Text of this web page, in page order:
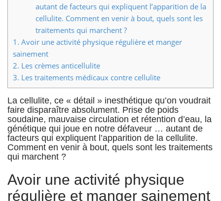
autant de facteurs qui expliquent l’apparition de la
cellulite. Comment en venir à bout, quels sont les
traitements qui marchent ?
1. Avoir une activité physique régulière et manger
sainement
2. Les crèmes anticellulite
3. Les traitements médicaux contre cellulite
La cellulite, ce « détail » inesthétique qu’on voudrait
faire disparaître absolument. Prise de poids
soudaine, mauvaise circulation et rétention d’eau, la
génétique qui joue en notre défaveur … autant de
facteurs qui expliquent l’apparition de la cellulite.
Comment en venir à bout, quels sont les traitements
qui marchent ?
Avoir une activité physique
régulière et manger sainement